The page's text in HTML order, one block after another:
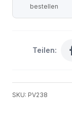
bestellen
Teilen:
SKU: PV238